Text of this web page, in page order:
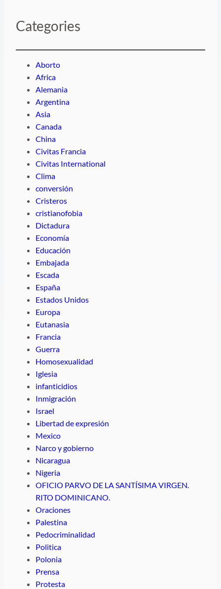
Categories
Aborto
Africa
Alemania
Argentina
Asia
Canada
China
Civitas Francia
Civitas International
Clima
conversión
Cristeros
cristianofobia
Dictadura
Economía
Educación
Embajada
Escada
España
Estados Unidos
Europa
Eutanasia
Francia
Guerra
Homosexualidad
Iglesia
infanticidios
Inmigración
Israel
Libertad de expresión
Mexico
Narco y gobierno
Nicaragua
Nigeria
OFICIO PARVO DE LA SANTÍSIMA VIRGEN.
RITO DOMINICANO.
Oraciones
Palestina
Pedocriminalidad
Politica
Polonia
Prensa
Protesta